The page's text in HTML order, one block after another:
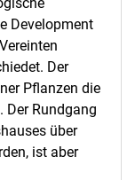
Development
Der
Pflanzen die
Der Rundgang
über
ist aber